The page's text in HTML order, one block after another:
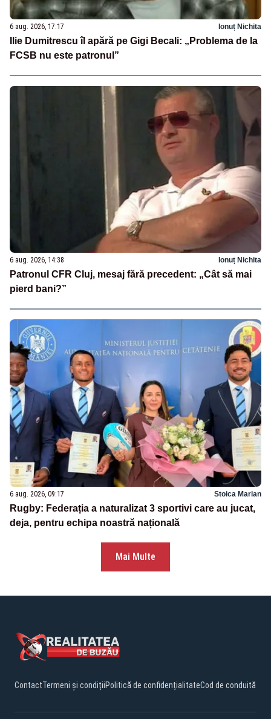
6 aug. 2026, 17:17 Ionuț Nichita
Ilie Dumitrescu îl apără pe Gigi Becali: „Problema de la
FCSB nu este patronul”
6 aug. 2026, 14:38 Ionuț Nichita
Patronul CFR Cluj, mesaj fără precedent: „Cât să mai
pierd bani?”
6 aug. 2026, 09:17 Stoica Marian
Rugby: Federația a naturalizat 3 sportivi care au jucat,
deja, pentru echipa noastră națională
Mai Multe
ContactTermeni și condițiiPolitică de confidențialitateCod de conduită